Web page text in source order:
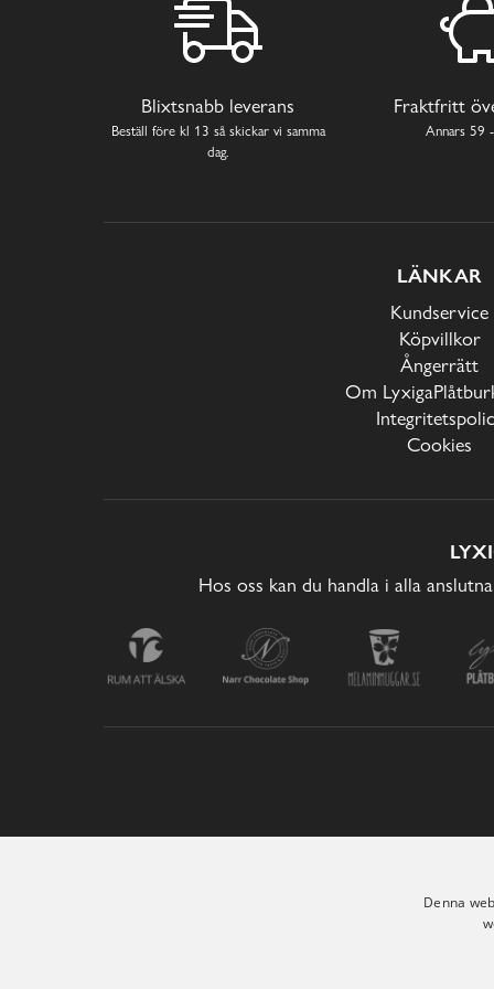
Blixtsnabb leverans
Beställ före kl 13 så skickar vi samma
dag.
Fraktfritt
Annars 59
LÄNKAR
Kundservice
Köpvillkor
Ångerrätt
Om
Cookies
Hos oss kan du handla i alla
Denna